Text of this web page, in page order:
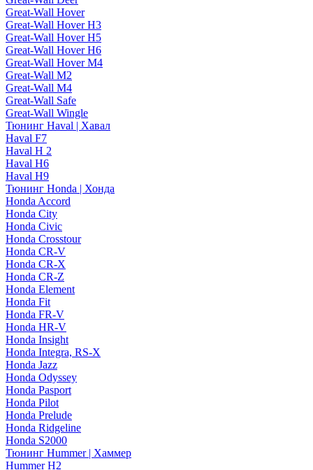
Great-Wall Hover
Great-Wall Hover H3
Great-Wall Hover H5
Great-Wall Hover H6
Great-Wall Hover M4
Great-Wall M2
Great-Wall M4
Great-Wall Safe
Great-Wall Wingle
Тюнинг Haval | Хавал
Haval F7
Haval H 2
Haval H6
Haval H9
Тюнинг Honda | Хонда
Honda Accord
Honda City
Honda Civic
Honda Crosstour
Honda CR-V
Honda CR-X
Honda CR-Z
Honda Element
Honda Fit
Honda FR-V
Honda HR-V
Honda Insight
Honda Integra, RS-X
Honda Jazz
Honda Odyssey
Honda Pasport
Honda Pilot
Honda Prelude
Honda Ridgeline
Honda S2000
Тюнинг Hummer | Хаммер
Hummer H2